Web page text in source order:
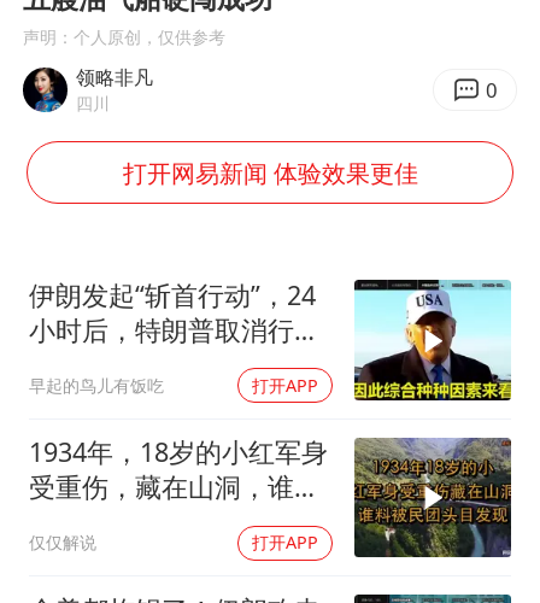
男子杀人后逃进深山21年活得像野人
立秋的仪式感
公司“上四休三”但要降薪1000元
朱雨玲晋级WTT横滨冠军赛女单八强
声明：个人原创，仅供参考
领略非凡
四川 0
打开网易新闻 体验效果更佳
伊朗发起“斩首行动”，24
小时后，特朗普取消行
早起的鸟儿有饭吃 打开APP
1934年，18岁的小红军身
受重伤，藏在山洞，谁料
仅仅解说 打开APP